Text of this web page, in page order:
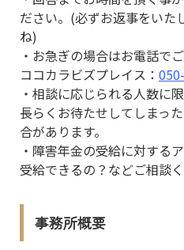
ださい。(必ずお返事をいた
ね)
・お急ぎの場合はお電話で
ココカラビズプレイス：
・相談に応じられる人数に
長らくお待たせしてしまっ
合があります。
・障害年金の受給に対する
受給できるの？などご相談
事務所概要